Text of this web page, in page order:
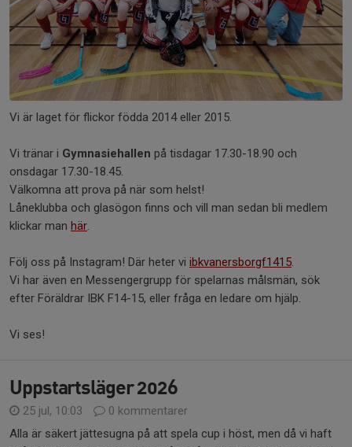
Vi är laget för flickor födda 2014 eller 2015.
Vi tränar i Gymnasiehallen på tisdagar 17.30-18.90 och
onsdagar 17.30-18.45.
Välkomna att prova på när som helst!
Låneklubba och glasögon finns och vill man sedan bli medlem
klickar man här.
Följ oss på Instagram! Där heter vi ibkvanersborgf1415.
Vi har även en Messengergrupp för spelarnas målsmän, sök
efter Föräldrar IBK F14-15, eller fråga en ledare om hjälp.
Vi ses!
Uppstartsläger 2026
25 jul, 10:03
0 kommentarer
Alla är säkert jättesugna på att spela cup i höst, men då vi haft